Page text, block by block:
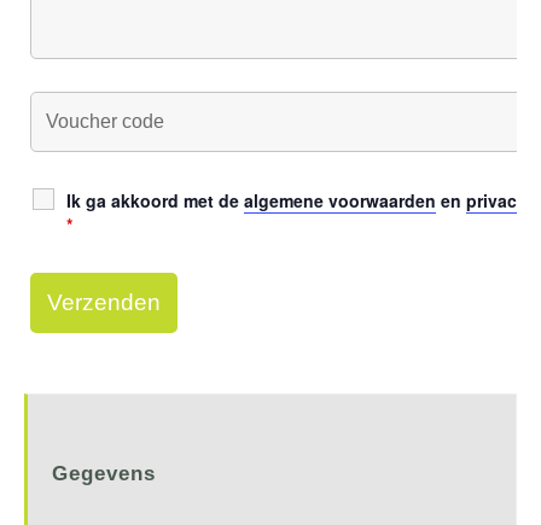
Ik ga akkoord met de algemene voorwaarden en privacy
*
Gegevens